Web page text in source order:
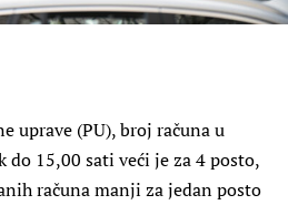
uprave (PU), broj računa u
15,00 sati veći je za 4 posto,
računa manji za jedan posto